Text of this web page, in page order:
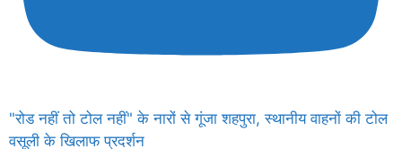
"रोड नहीं तो टोल नहीं" के नारों से गूंजा शहपुरा, स्थानीय वाहनों की टोल
वसूली के खिलाफ प्रदर्शन